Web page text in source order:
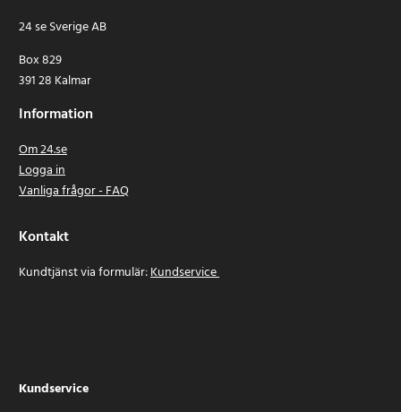
24 se Sverige AB
Box 829
391 28 Kalmar
Information
Om 24.se
Logga in
Vanliga frågor - FAQ
Kontakt
Kundtjänst via formulär:Kundservice
Kundservice